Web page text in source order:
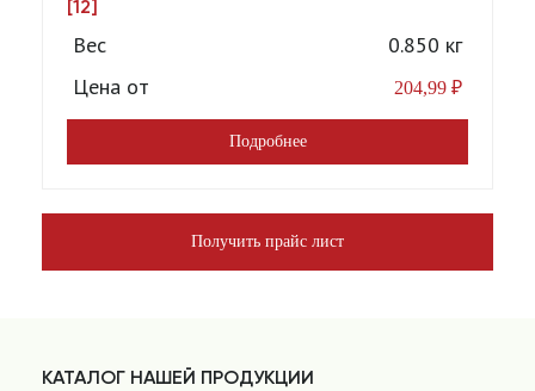
[12]
Вес
0.850 кг
Цена от
204,99 ₽
Подробнее
Получить прайс лист
КАТАЛОГ НАШЕЙ ПРОДУКЦИИ